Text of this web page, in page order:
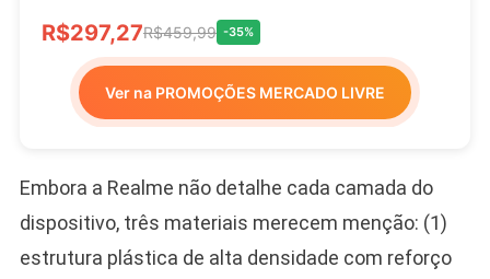
R$297,27R$459,99 -35%
Ver na PROMOÇÕES MERCADO LIVRE
Embora a Realme não detalhe cada camada do
dispositivo, três materiais merecem menção: (1)
estrutura plástica de alta densidade com reforço